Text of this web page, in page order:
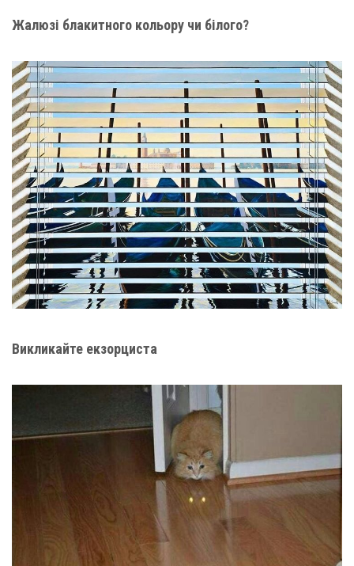
Жалюзі блакитного кольору чи білого?
Викликайте екзорциста